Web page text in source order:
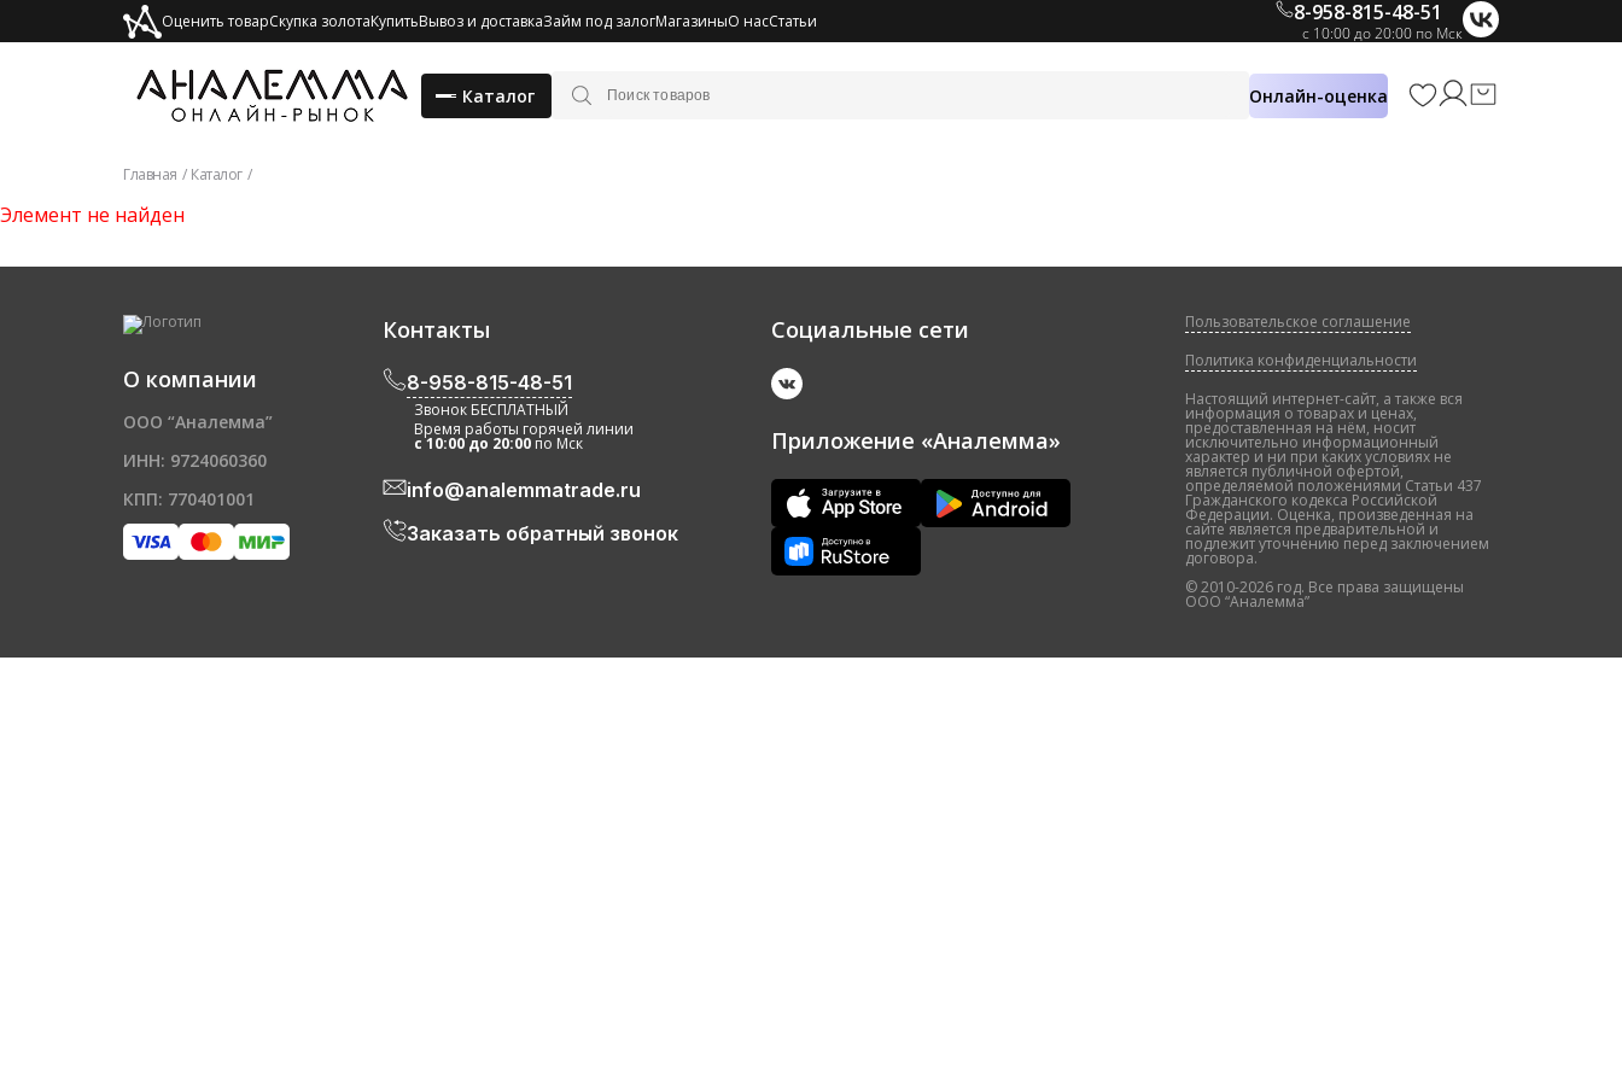
Оценить товарСкупка золотаКупитьВывоз и доставкаЗайм под залогМагазиныО насСтатьи 8-958-815-48-51
с 10:00 до 20:00 по Мск
Каталог Онлайн-оценка
Главная / Каталог /
Элемент не найден
О компании
ООО “Аналемма”
ИНН: 9724060360
КПП: 770401001
Контакты
8-958-815-48-51
Звонок БЕСПЛАТНЫЙ
Время работы горячей линии
c 10:00 до 20:00 по Мск
info@analemmatrade.ru
Заказать обратный звонок
Социальные сети
Приложение «Аналемма»
Пользовательское соглашение
Политика конфиденциальности
Настоящий интернет-сайт, а также вся
информация о товарах и ценах,
предоставленная на нём, носит
исключительно информационный
характер и ни при каких условиях не
является публичной офертой,
определяемой положениями Статьи 437
Гражданского кодекса Российской
Федерации. Оценка, произведенная на
сайте является предварительной и
подлежит уточнению перед заключением
договора.
© 2010-2026 год. Все права защищены
ООО “Аналемма”